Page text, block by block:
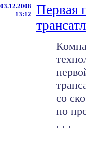
03.12.2008
13:12
Первая
со
по
. . .